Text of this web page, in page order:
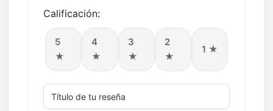
Calificación:
5
★
4
★
3
★
2
★
1 ★